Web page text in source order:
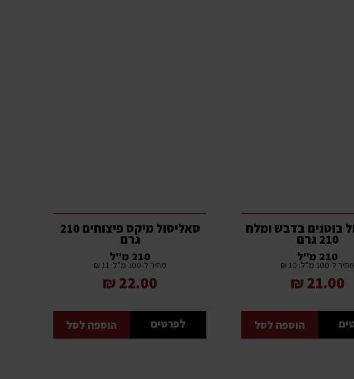
בוטנים בדבש ומלח
210 גרם
210 מ"ל
מחיר ל-100 מ”ל: 10 ₪
21.00 ₪
הוספה לסל
סאליסול מיקס פיצוחים 210
גרם
210 מ"ל
מחיר ל-100 מ”ל: 11 ₪
22.00 ₪
לפרטים הוספה לסל